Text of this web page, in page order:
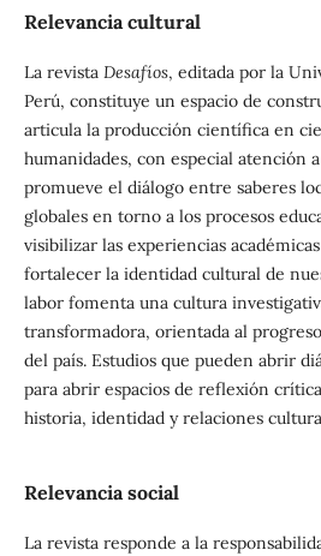
Relevancia cultural
La revista Desafíos, editada por la
Perú, constituye un espacio de
articula la producción científica en
humanidades, con especial atención
promueve el diálogo entre saberes
globales en torno a los procesos
visibilizar las experiencias
fortalecer la identidad cultural de
labor fomenta una cultura
transformadora, orientada al
del país. Estudios que pueden abrir
para abrir espacios de reflexión
historia, identidad y relaciones
Relevancia social
La revista responde a la